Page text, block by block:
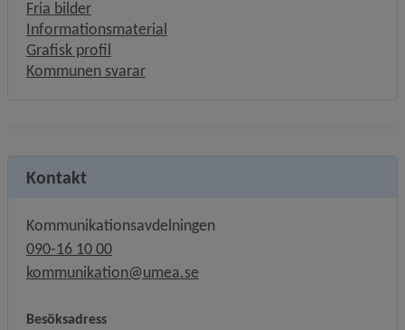
Fria bilder
Informationsmaterial
Grafisk profil
Kommunen svarar
Kontakt
Kommunikationsavdelningen
090-16 10 00
kommunikation@umea.se
Besöksadress